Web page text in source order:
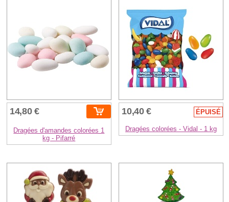
14,80 €
Dragées d'amandes colorées 1
kg - Pifarré
10,40 € ÉPUISÉ
Dragées colorées - Vidal - 1 kg